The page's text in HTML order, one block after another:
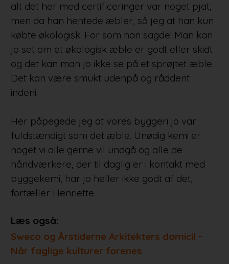
alt det her med certificeringer var noget pjat,
men da han hentede æbler, så jeg at han kun
købte økologisk. For som han sagde: Man kan
jo set om et økologisk æble er godt eller skidt
og det kan man jo ikke se på et sprøjtet æble.
Det kan være smukt udenpå og råddent
indeni.
Her påpegede jeg at vores byggeri jo var
fuldstændigt som det æble. Unødig kemi er
noget vi alle gerne vil undgå og alle de
håndværkere, der til daglig er i kontakt med
byggekemi, har jo heller ikke godt af det,
fortæller Henriette.
Læs også:
Sweco og Årstiderne Arkitekters domicil -
Når faglige kulturer forenes